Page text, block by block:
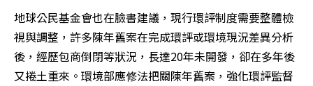
地球公民基金會也在臉書建議，現行環評制度需要整體檢
視與調整，許多陳年舊案在完成環評或環境現況差異分析
後，經歷包商倒閉等狀況，長達20年未開發，卻在多年後
又捲土重來。環境部應修法把關陳年舊案，強化環評監督